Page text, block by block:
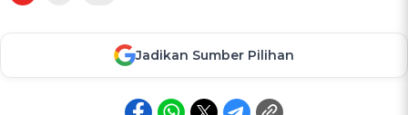
Jadikan Sumber Pilihan